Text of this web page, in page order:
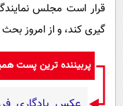
قرار است مجلس
گیری کند، و از امروز
پربیننده ترین پست